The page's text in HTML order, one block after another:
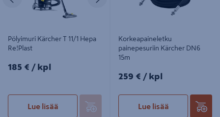
Pölyimuri Kärcher T 11/1 Hepa
Re!Plast
185€/kpl
185 € / kpl
Lue lisää
Korkeapaineletku
painepesuriin Kärcher DN6
15m
259€/kpl
259 € / kpl
Lue lisää